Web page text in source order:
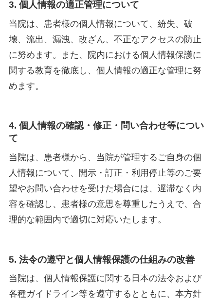
3. 個人情報の適正管理について
当院は、患者様の個人情報について、紛失、破
壊、流出、漏洩、改ざん、不正なアクセスの防止
に努めます。また、院内における個人情報保護に
関する教育を徹底し、個人情報の適正な管理に努
めます。
4. 個人情報の確認・修正・問い合わせ等につい
て
当院は、患者様から、当院が管理するご自身の個
人情報について、開示・訂正・利用停止等のご要
望やお問い合わせを受けた場合には、遅滞なく内
容を確認し、患者様の意思を尊重したうえで、合
理的な範囲内で適切に対応いたします。
5. 法令の遵守と個人情報保護の仕組みの改善
当院は、個人情報保護に関する日本の法令および
各種ガイドライン等を遵守するとともに、本方針